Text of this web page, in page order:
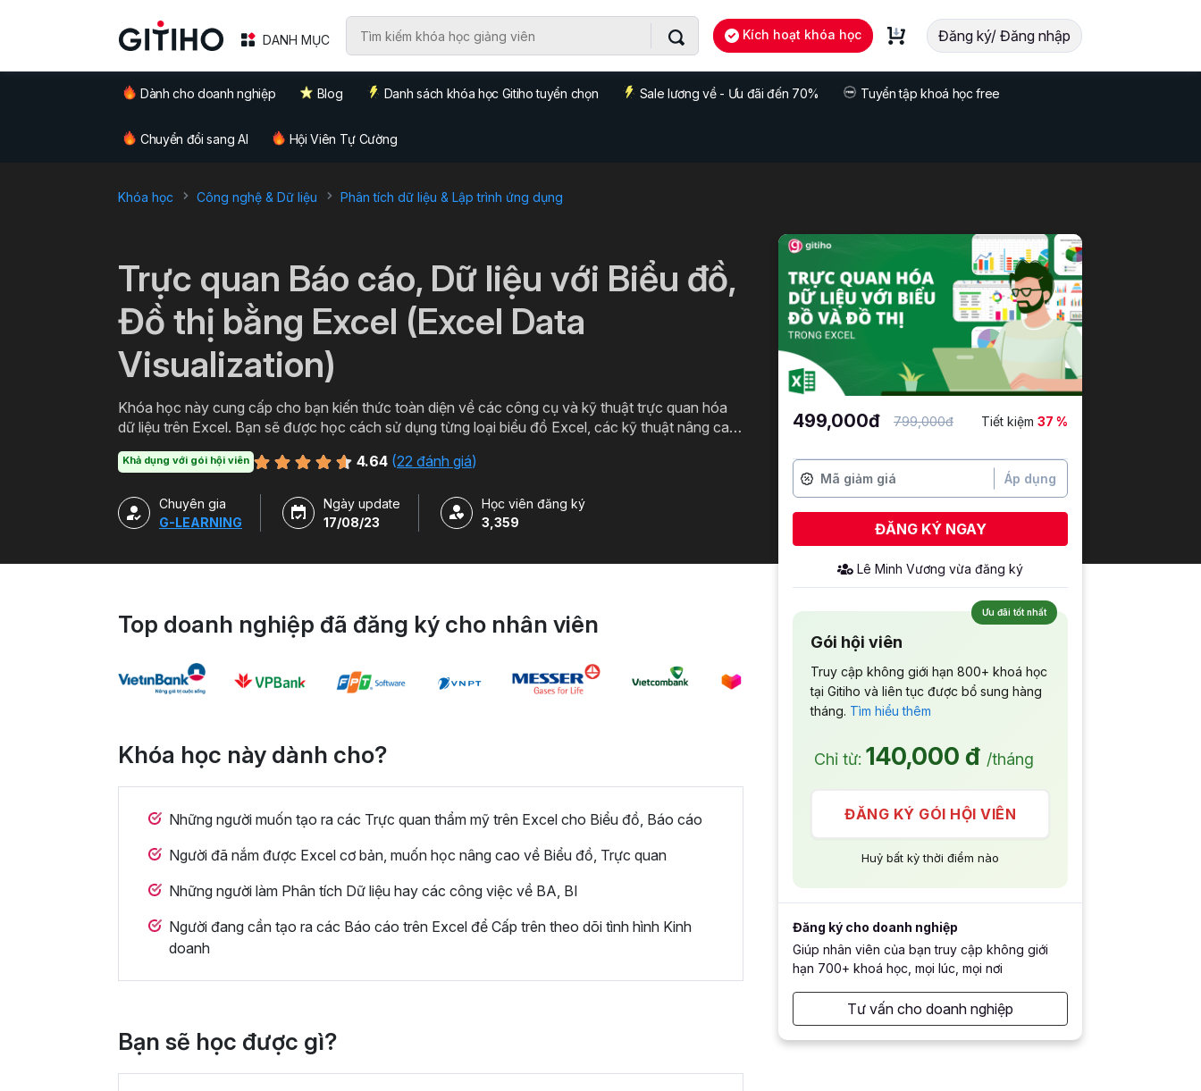
DANH MỤC Kích hoạt khóa học Đăng ký/ Đăng nhập
Dành cho doanh nghiệp Blog Danh sách khóa học Gitiho tuyển chọn Sale lương về - Ưu đãi đến 70% Tuyển tập khoá học free
Chuyển đổi sang AI Hội Viên Tự Cường
Khóa học Công nghệ & Dữ liệu Phân tích dữ liệu & Lập trình ứng dụng
Trực quan Báo cáo, Dữ liệu với Biểu đồ,
Đồ thị bằng Excel (Excel Data
Visualization)
Khóa học này cung cấp cho bạn kiến thức toàn diện về các công cụ và kỹ thuật trực quan hóa
dữ liệu trên Excel. Bạn sẽ được học cách sử dụng từng loại biểu đồ Excel, các kỹ thuật nâng cao
Khả dụng với gói hội viên 4.64 (22 đánh giá)
Chuyên gia
G-LEARNING
Ngày update
17/08/23
Học viên đăng ký
3,359
Top doanh nghiệp đã đăng ký cho nhân viên
Khóa học này dành cho?
Những người muốn tạo ra các Trực quan thẩm mỹ trên Excel cho Biểu đồ, Báo cáo
Người đã nắm được Excel cơ bản, muốn học nâng cao về Biểu đồ, Trực quan
Những người làm Phân tích Dữ liệu hay các công việc về BA, BI
Người đang cần tạo ra các Báo cáo trên Excel để Cấp trên theo dõi tình hình Kinh
doanh
Bạn sẽ học được gì?
499,000đ 799,000đ Tiết kiệm 37 %
Áp dụng
ĐĂNG KÝ NGAY
Ưu đãi tốt nhất
Gói hội viên
Truy cập không giới hạn 800+ khoá học
tại Gitiho và liên tục được bổ sung hàng
tháng. Tìm hiểu thêm
Chỉ từ: 140,000 đ /tháng
ĐĂNG KÝ GÓI HỘI VIÊN
Huỷ bất kỳ thời điểm nào
Đăng ký cho doanh nghiệp
Giúp nhân viên của bạn truy cập không giới
hạn 700+ khoá học, mọi lúc, mọi nơi
Tư vấn cho doanh nghiệp